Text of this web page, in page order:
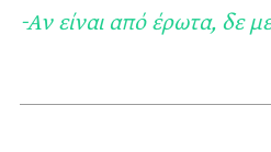
-Αν είναι από έρωτα, δε με